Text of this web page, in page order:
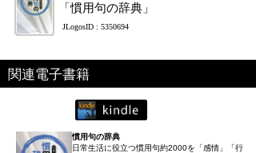
「慣用句の辞典」
JLogosID : 5350694
関連電子書籍
慣用句の辞典
日常生活に役立つ慣用句約2000を「感情」「行